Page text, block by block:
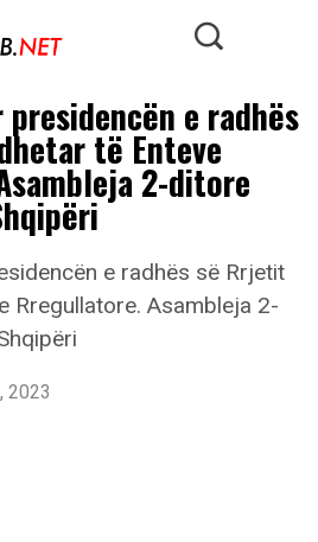
e radhës
të Enteve
2-ditore
2023